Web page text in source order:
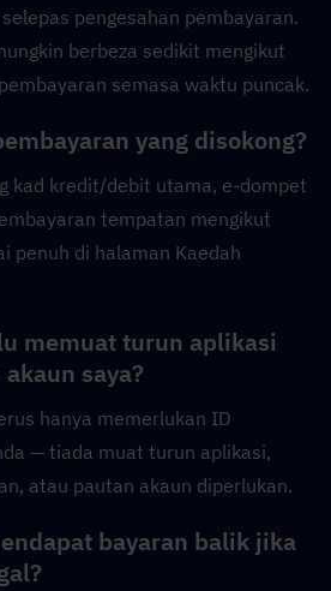
pengesahan pembayaran.
berbeza sedikit mengikut
semasa waktu puncak.
yang disokong?
kad kredit/debit utama, e-dompet
tempatan mengikut
penuh di halaman Kaedah
memuat turun aplikasi
saya?
hanya memerlukan ID
— tiada muat turun aplikasi,
atau pautan akaun diperlukan.
bayaran balik jika